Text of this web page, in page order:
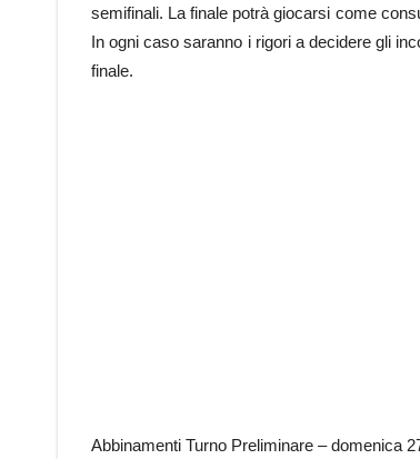
semifinali. La finale potrà giocarsi come
In ogni caso saranno i rigori a decidere gli
finale.
Abbinamenti Turno Preliminare – domenica